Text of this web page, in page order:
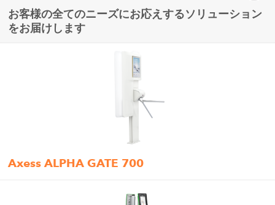
お客様の全てのニーズにお応えするソリューション
をお届けします
Axess ALPHA GATE 700